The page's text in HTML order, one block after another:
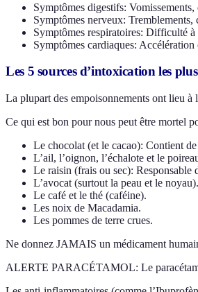
Symptômes digestifs:
Symptômes nerveux:
Symptômes respiratoires: Difficulté
Symptômes cardiaques:
Les 5 sources d’intoxication les
La plupart des empoisonnements ont lieu
Ce qui est bon pour nous peut être mortel
Le chocolat (et le cacao): Contient
L’ail, l’oignon, l’échalote et le
Le raisin (frais ou sec): Responsable
L’avocat (surtout la peau et le noyau).
Le café et le thé (caféine).
Les noix de Macadamia.
Les pommes de terre crues.
Ne donnez JAMAIS un médicament
ALERTE PARACÉTAMOL: Le